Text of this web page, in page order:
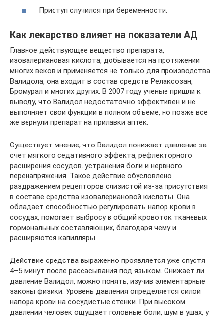
Приступ случился при беременности.
Как лекарство влияет на показатели АД
Главное действующее вещество препарата,
изовалериановая кислота, добывается на протяжении
многих веков и применяется не только для производства
Валидола, она входит в состав средств Релаксозан,
Бромурал и многих других. В 2007 году ученые пришли к
выводу, что Валидол недостаточно эффективен и не
выполняет свои функции в полном объеме, но позже все
же вернули препарат на прилавки аптек.
Существует мнение, что Валидол понижает давление за
счет мягкого седативного эффекта, рефлекторного
расширения сосудов, устранения боли и нервного
перенапряжения. Такое действие обусловлено
раздражением рецепторов слизистой из-за присутствия
в составе средства изовалериановой кислоты. Она
обладает способностью регулировать напор крови в
сосудах, помогает выбросу в общий кровоток тканевых
гормональных составляющих, благодаря чему и
расширяются капилляры.
Действие средства выраженно проявляется уже спустя
4–5 минут после рассасывания под языком. Снижает ли
давление Валидол, можно понять, изучив элементарные
законы физики. Уровень давления определяется силой
напора крови на сосудистые стенки. При высоком
давлении человек ощущает головные боли, шум в ушах, у